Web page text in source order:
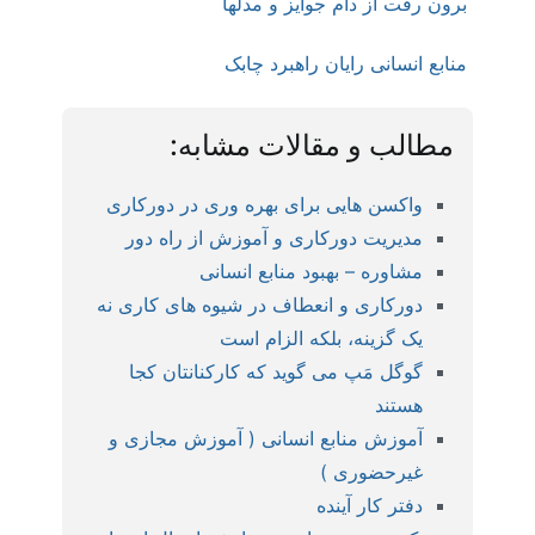
منابع انسانی رایان راهبرد چابک
مطالب و مقالات مشابه:
واکسن هایی برای بهره وری در دورکاری
مدیریت دورکاری و آموزش از راه دور
مشاوره – بهبود منابع انسانی
دورکاری و انعطاف در شیوه های کاری نه
یک گزینه، بلکه الزام است
گوگل مَپ می گوید که کارکنانتان کجا
هستند
آموزش منابع انسانی ( آموزش مجازی و
غیرحضوری )
دفتر کار آینده